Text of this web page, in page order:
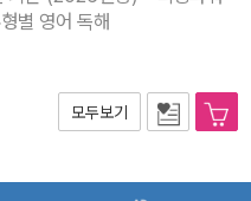
별 영어 독해
모두보기